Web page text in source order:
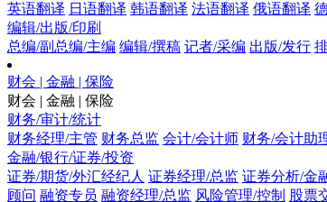
英语翻译 日语翻译 韩语翻译 法语翻译 俄语翻译
编辑/出版/印刷
总编/副总编/主编 编辑/撰稿 记者/采编 出版/发行
财会 | 金融 | 保险
财会 | 金融 | 保险
财务/审计/统计
财务经理/主管 财务总监 会计/会计师 财务/会计助
金融/银行/证券/投资
证券/期货/外汇经纪人 证券经理/总监 证券分析/金
顾问 融资专员 融资经理/总监 风险管理/控制 股票